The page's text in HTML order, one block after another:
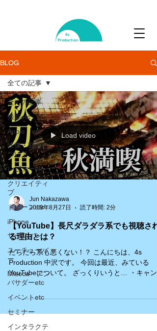
BLOG
全ての記事
撮影etc
Apple etc
映像・動画に
ついて
レビューetc
クリエイティ
ブ
ドローンetc
iPhone
サーフィン
ユーチューバ
ー
Misoca アン
バサダーetc
イベントetc
セミナー
インタラクテ
全ての記事
Load video
Jun Nakazawa
2019年8月27日
読了時間: 2分
【YouTube】長尺ダラダラ系でも視聴され
る理由とは？
だらだら系も悪くない！？ こんにちは、4s
Production 中沢です。 今回は最近、みている
YouTubeについて。 ざっくりいうと… ・キャン
動画が人気！？ ・ダラダラ系が人気の訳とは？
ダラダラみたい人もいる！？ ・キャンプ動画が